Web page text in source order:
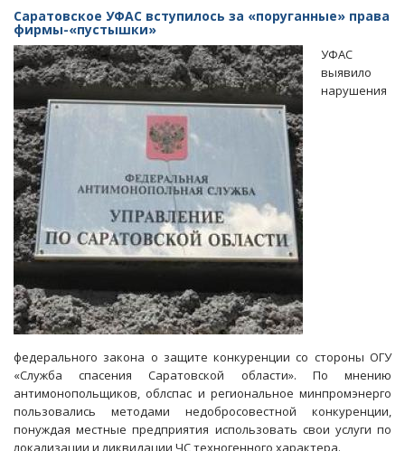
отрицают
данные
о
захоронении
радиоактивных
отходов
Саратовское УФАС вступилось за «поруганные» права
фирмы-«пустышки»
УФАС
выявило
нарушения
федерального закона о защите конкуренции со стороны ОГУ
«Служба спасения Саратовской области». По мнению
антимонопольщиков, облспас и региональное минпромэнерго
пользовались методами недобросовестной конкуренции,
понуждая местные предприятия использовать свои услуги по
локализации и ликвидации ЧС техногенного характера.